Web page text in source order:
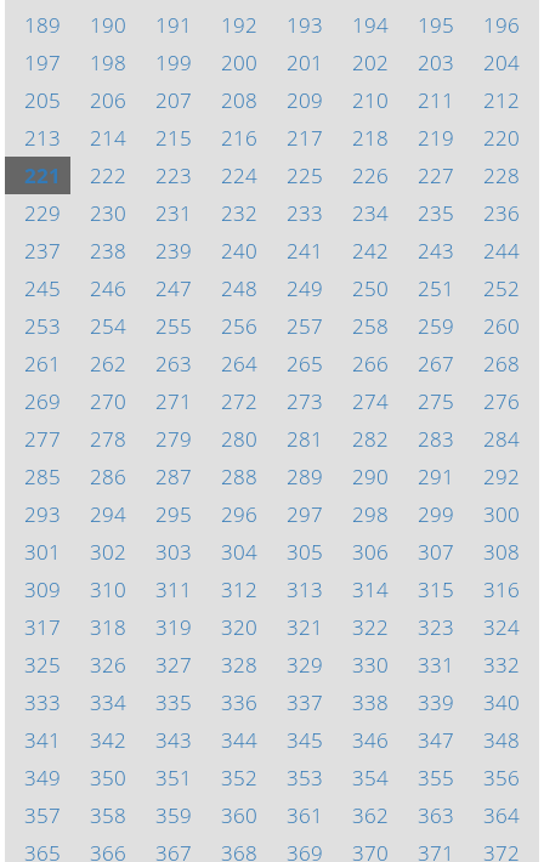
189
190 191 192 193 194 195
196
197
198 199 200 201 202 203
204
205
206 207 208 209 210 211
212
213
214 215 216 217 218 219
220
221
222 223 224 225 226 227
228
229
230 231 232 233 234 235
236
237
238 239 240 241 242 243
244
245
246 247 248 249 250 251
252
253
254 255 256 257 258 259
260
261
262 263 264 265 266 267
268
269
270 271 272 273 274 275
276
277
278 279 280 281 282 283
284
285
286 287 288 289 290 291
292
293
294 295 296 297 298 299
300
301
302 303 304 305 306 307
308
309
310 311 312 313 314 315
316
317
318 319 320 321 322 323
324
325
326 327 328 329 330 331
332
333
334 335 336 337 338 339
340
341
342 343 344 345 346 347
348
349
350 351 352 353 354 355
356
357
358 359 360 361 362 363
364
365
366 367 368 369 370 371 372